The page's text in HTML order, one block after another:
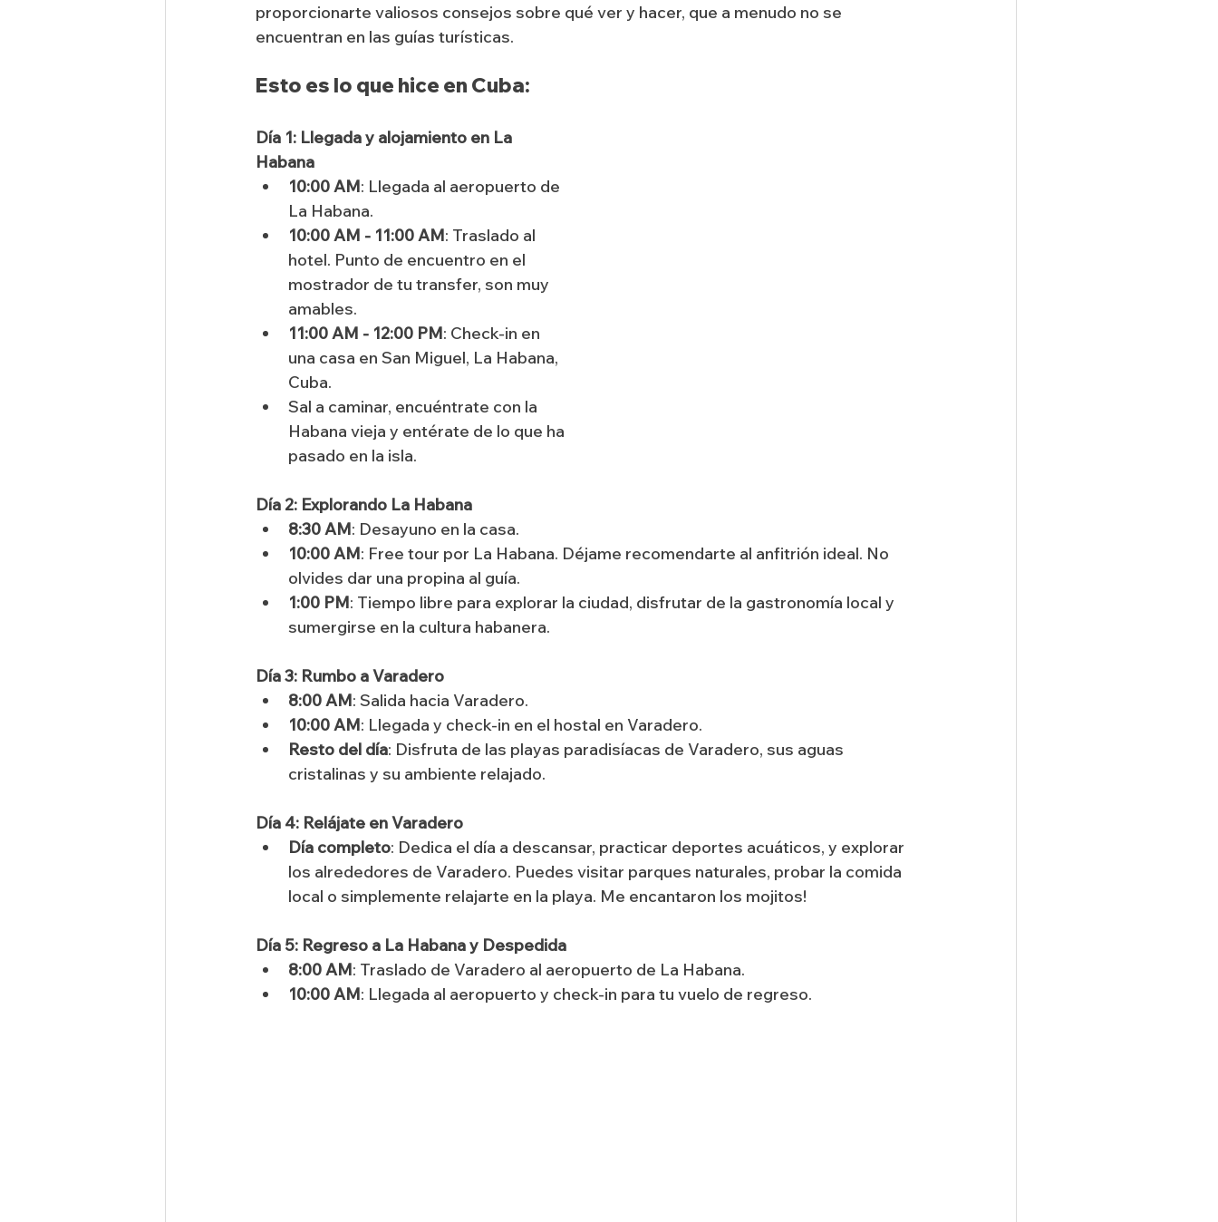
proporcionarte valiosos consejos sobre qué ver y hacer, que a menudo no se
encuentran en las guías turísticas.
Esto es lo que hice en Cuba:
Día 1: Llegada y alojamiento en La
Habana
10:00 AM: Llegada al aeropuerto de
La Habana.
10:00 AM - 11:00 AM: Traslado al
hotel. Punto de encuentro en el
mostrador de tu transfer, son muy
amables.
11:00 AM - 12:00 PM: Check-in en
una casa en San Miguel, La Habana,
Cuba.
Sal a caminar, encuéntrate con la
Habana vieja y entérate de lo que ha
pasado en la isla.
Día 2: Explorando La Habana
8:30 AM: Desayuno en la casa.
10:00 AM: Free tour por La Habana. Déjame recomendarte al anfitrión ideal. No
olvides dar una propina al guía.
1:00 PM: Tiempo libre para explorar la ciudad, disfrutar de la gastronomía local y
sumergirse en la cultura habanera.
Día 3: Rumbo a Varadero
8:00 AM: Salida hacia Varadero.
10:00 AM: Llegada y check-in en el hostal en Varadero.
Resto del día: Disfruta de las playas paradisíacas de Varadero, sus aguas
cristalinas y su ambiente relajado.
Día 4: Relájate en Varadero
Día completo: Dedica el día a descansar, practicar deportes acuáticos, y explorar
los alrededores de Varadero. Puedes visitar parques naturales, probar la comida
local o simplemente relajarte en la playa. Me encantaron los mojitos!
Día 5: Regreso a La Habana y Despedida
8:00 AM: Traslado de Varadero al aeropuerto de La Habana.
10:00 AM: Llegada al aeropuerto y check-in para tu vuelo de regreso.